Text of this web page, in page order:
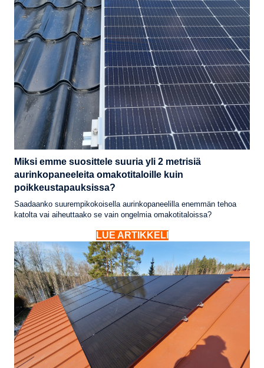
Miksi emme suosittele suuria yli 2 metrisiä
aurinkopaneeleita omakotitaloille kuin
poikkeustapauksissa?
Saadaanko suurempikokoisella aurinkopaneelilla enemmän tehoa
katolta vai aiheuttaako se vain ongelmia omakotitaloissa?
LUE ARTIKKELI